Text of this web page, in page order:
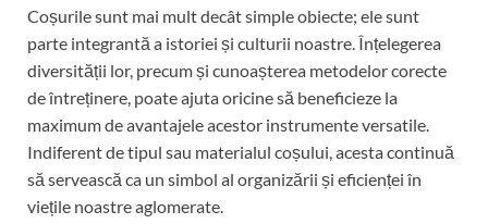
Coșurile sunt mai mult decât simple obiecte; ele sunt
parte integrantă a istoriei și culturii noastre. Înțelegerea
diversității lor, precum și cunoașterea metodelor corecte
de întreținere, poate ajuta oricine să beneficieze la
maximum de avantajele acestor instrumente versatile.
Indiferent de tipul sau materialul coșului, acesta continuă
să servească ca un simbol al organizării și eficienței în
viețile noastre aglomerate.